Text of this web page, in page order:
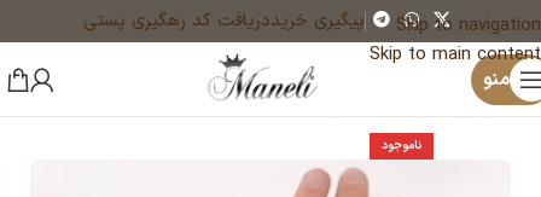
Skip to navigation
Skip to main content
پیگیری خریددریافت کد رهگیری پستی
منو
خانه زیورآلات و بدلیجات رنگ ثابت دستبند
ناموجود
×